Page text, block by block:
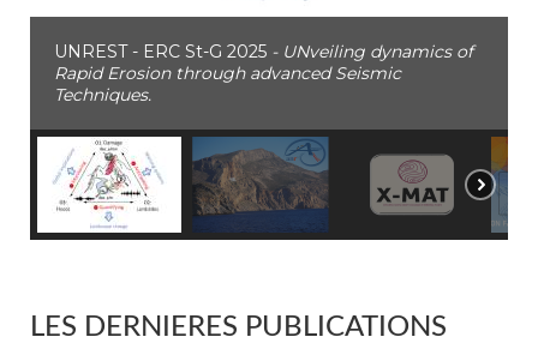
UNREST - ERC St-G 2025 - UNveiling dynamics of
Rapid Erosion through advanced Seismic
Techniques.
LES DERNIERES PUBLICATIONS